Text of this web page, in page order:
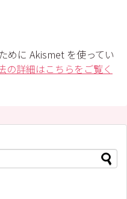
めに Akismet を使ってい
の詳細はこちらをご覧く